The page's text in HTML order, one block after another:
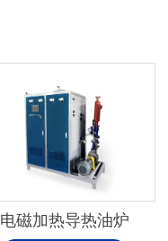
电磁加热导热油炉